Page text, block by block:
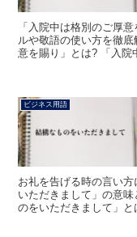
「入院中は格別のご厚
ルや敬語の使い方を徹
意を賜り」とは? 「入院
ビジネス用語
お礼を告げる時の言い
いただきまして」の意
のをいただきまして」と